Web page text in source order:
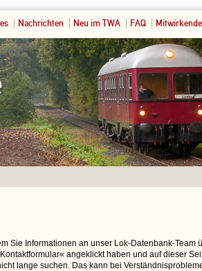
Nachrichten Neu im TWA FAQ Mitwirkende
Sie Informationen an unser Lok-Datenbank-
angeklickt haben und auf dieser
lange suchen. Das kann bei